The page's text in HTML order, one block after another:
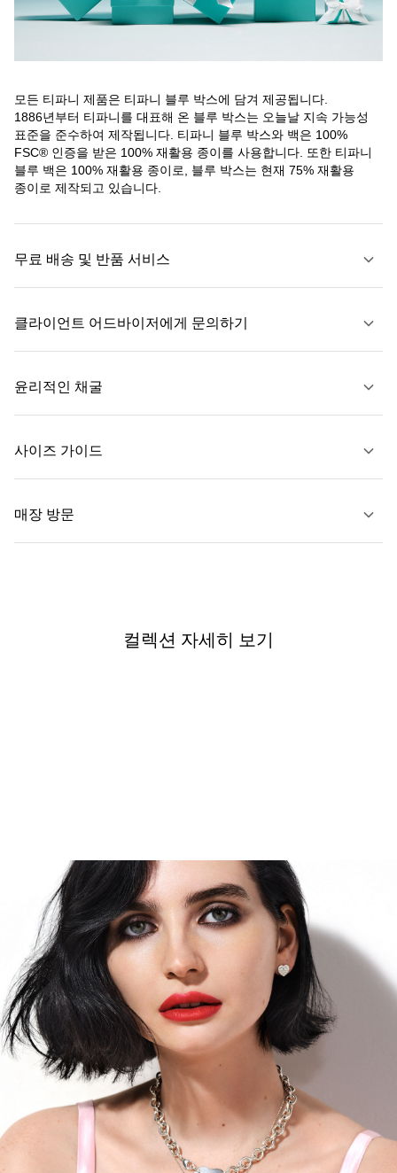
모든 티파니 제품은 티파니 블루 박스에 담겨 제공됩니다.
1886년부터 티파니를 대표해 온 블루 박스는 오늘날 지속 가능성
표준을 준수하여 제작됩니다. 티파니 블루 박스와 백은 100%
FSC® 인증을 받은 100% 재활용 종이를 사용합니다. 또한 티파니
블루 백은 100% 재활용 종이로, 블루 박스는 현재 75% 재활용
종이로 제작되고 있습니다.
무료 배송 및 반품 서비스
자세히 보기
클라이언트 어드바이저에게 문의하기
윤리적인 채굴
사이즈 가이드
자세히 보기
매장 방문
컬렉션 자세히 보기